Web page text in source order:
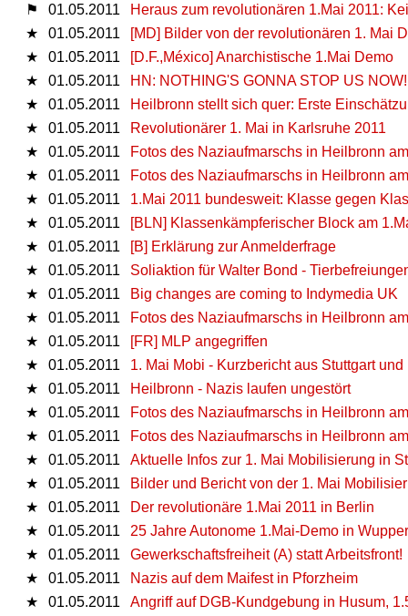
⚑
01.05.2011
Heraus zum revolutionären 1.Mai 2011:
★
01.05.2011
[MD] Bilder von der revolutionären 1. Mai
★
01.05.2011
[D.F.,México] Anarchistische 1.Mai Demo
★
01.05.2011
HN: NOTHING'S GONNA STOP US NOW!
★
01.05.2011
Heilbronn stellt sich quer: Erste
★
01.05.2011
Revolutionärer 1. Mai in Karlsruhe 2011
★
01.05.2011
Fotos des Naziaufmarschs in Heilbronn
★
01.05.2011
Fotos des Naziaufmarschs in Heilbronn
★
01.05.2011
1.Mai 2011 bundesweit: Klasse gegen
★
01.05.2011
[BLN] Klassenkämpferischer Block am
★
01.05.2011
[B] Erklärung zur Anmelderfrage
★
01.05.2011
Soliaktion für Walter Bond -
★
01.05.2011
Big changes are coming to Indymedia UK
★
01.05.2011
Fotos des Naziaufmarschs in Heilbronn
★
01.05.2011
[FR] MLP angegriffen
★
01.05.2011
1. Mai Mobi - Kurzbericht aus Stuttgart
★
01.05.2011
Heilbronn - Nazis laufen ungestört
★
01.05.2011
Fotos des Naziaufmarschs in Heilbronn
★
01.05.2011
Fotos des Naziaufmarschs in Heilbronn
★
01.05.2011
Aktuelle Infos zur 1. Mai Mobilisierung in
★
01.05.2011
Bilder und Bericht von der 1. Mai
★
01.05.2011
Der revolutionäre 1.Mai 2011 in Berlin
★
01.05.2011
25 Jahre Autonome 1.Mai-Demo in
★
01.05.2011
Gewerkschaftsfreiheit (A) statt Arbeitsfront!
★
01.05.2011
Nazis auf dem Maifest in Pforzheim
★
01.05.2011
Angriff auf DGB-Kundgebung in Husum,